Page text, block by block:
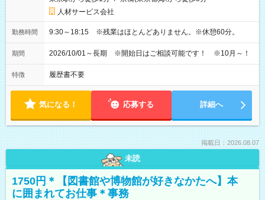
人材サービス会社
勤務時間 9:30～18:15 ※残業はほとんどありません。※休憩60分。
期間 2026/10/01～長期 ※開始日はご相談可能です！ ※10月～！
特徴 履歴書不要
気になる！ 応募する 詳細へ
掲載日：2026.08.07
未読
1750円＊【図書館や博物館が好きなかたへ】本
に囲まれてお仕事＊事務